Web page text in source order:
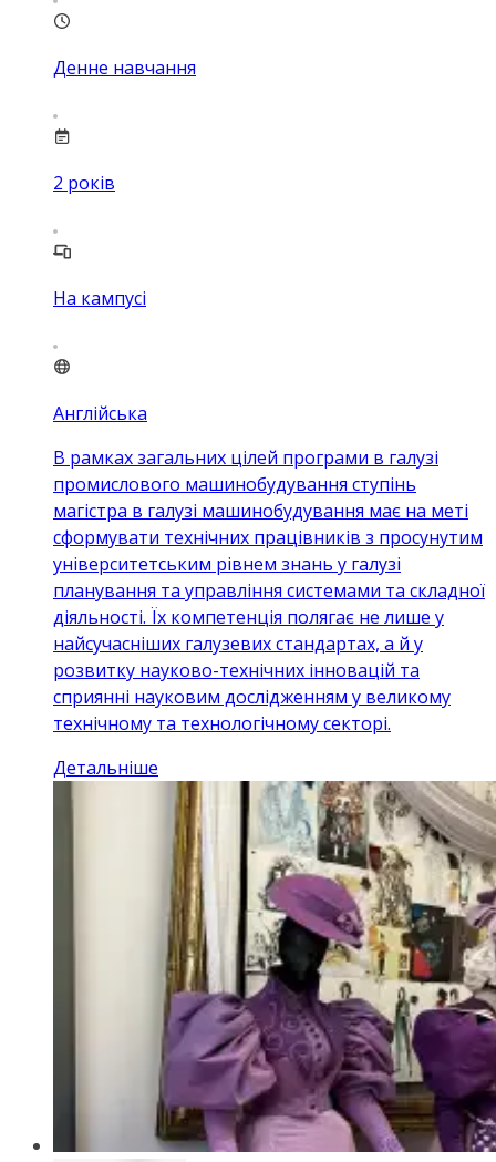
Денне навчання
2 років
На кампусі
Англійська
В рамках загальних цілей програми в галузі
промислового машинобудування ступінь
магістра в галузі машинобудування має на меті
сформувати технічних працівників з просунутим
університетським рівнем знань у галузі
планування та управління системами та складної
діяльності. Їх компетенція полягає не лише у
найсучасніших галузевих стандартах, а й у
розвитку науково-технічних інновацій та
сприянні науковим дослідженням у великому
технічному та технологічному секторі.
Детальніше